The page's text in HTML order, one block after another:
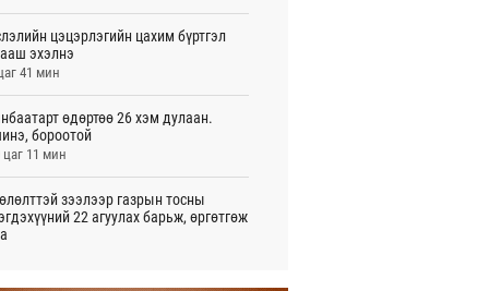
цэцэрлэгийн цахим бүртгэл
эхэлнэ
41 мин
өдөртөө 26 хэм дулаан.
бороотой
цаг 11 мин
зээлээр газрын тосны
22 агуулах барьж, өргөтгөж